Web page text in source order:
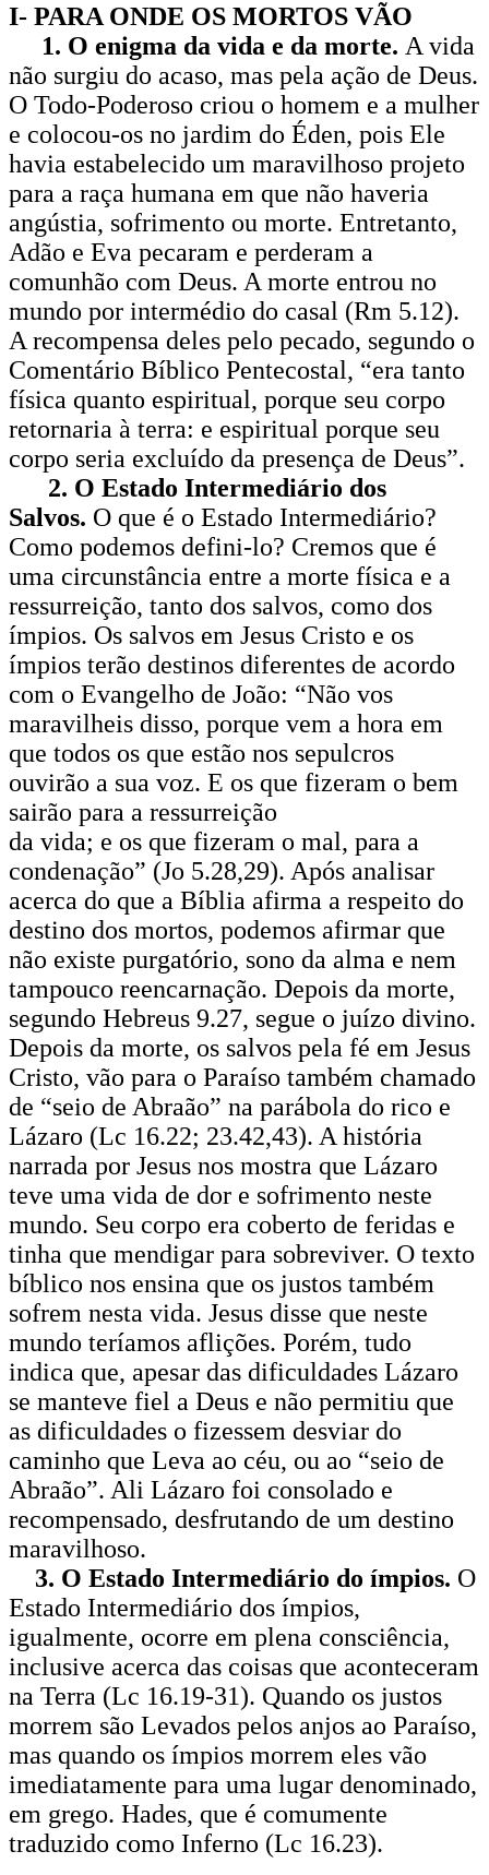
I- PARA ONDE OS MORTOS VÃO
1. O enigma da vida e da morte. A vida
não surgiu do acaso, mas pela ação de Deus.
O Todo-Poderoso criou o homem e a mulher
e colocou-os no jardim do Éden, pois Ele
havia estabele­cido um maravilhoso projeto
para a raça humana em que não haveria
angústia, sofrimento ou morte. Entretanto,
Adão e Eva pecaram e perderam a
comunhão com Deus. A morte entrou no
mundo por intermédio do casal (Rm 5.12).
A re­compensa deles pelo pecado, segundo o
Comentário Bíblico Pentecostal, “era tanto
física quanto espiritual, porque seu corpo
retornaria à terra: e espiritual porque seu
corpo seria excluído da presença de Deus”.
2. O Estado Intermediário dos
Salvos. O que é o Estado Intermediário?
Como podemos defini-lo? Cremos que é
uma circunstância entre a morte física e a
ressurreição, tanto dos salvos, como dos
ímpios. Os salvos em Jesus Cristo e os
ímpios terão destinos diferentes de acordo
com o Evangelho de João: “Não vos
maravilheis disso, porque vem a hora em
que todos os que estão nos sepulcros
ouvirão a sua voz. E os que fizeram o bem
sairão para a ressurreição
da vida; e os que fizeram o mal, para a
condenação” (Jo 5.28,29). Após analisar
acerca do que a Bíblia afirma a respeito do
destino dos mortos, podemos afirmar que
não existe purgatório, sono da alma e nem
tampouco reencarnação. Depois da morte,
segundo Hebreus 9.27, segue o juízo divino.
Depois da morte, os salvos pela fé em Jesus
Cristo, vão para o Paraíso também chamado
de “seio de Abraão” na parábola do rico e
Lázaro (Lc 16.22; 23.42,43). A história
narrada por Jesus nos mostra que Lázaro
teve uma vida de dor e sofrimento neste
mundo. Seu corpo era coberto de feridas e
tinha que mendigar para sobreviver. O texto
bíblico nos ensina que os justos também
sofrem nesta vida. Jesus disse que neste
mundo teríamos aflições. Porém, tudo
indica que, apesar das dificuldades Lázaro
se manteve fiel a Deus e não permitiu que
as dificuldades o fizessem desviar do
caminho que Leva ao céu, ou ao “seio de
Abraão”. Ali Lázaro foi consolado e
recompensado, desfrutando de um destino
maravilhoso.
3. O Estado Intermediário do ímpios. O
Estado Intermediário dos ímpios,
igualmente, ocorre em plena consci­ência,
inclusive acerca das coisas que aconteceram
na Terra (Lc 16.19-31). Quando os justos
morrem são Levados pelos anjos ao Paraíso,
mas quando os ímpios morrem eles vão
imediatamente para uma lugar denominado,
em grego. Hades, que é comumente
traduzido como Inferno (Lc 16.23).